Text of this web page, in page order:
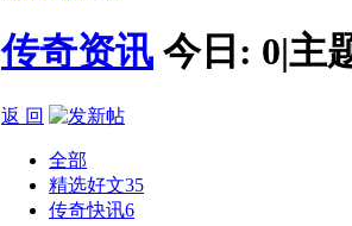
传奇资讯 今日: 0|主
返 回
全部
精选好文35
传奇快讯6